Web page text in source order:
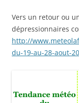
Vers un retour ou
dépressionnaires
http://
du-19-au-28-aout-